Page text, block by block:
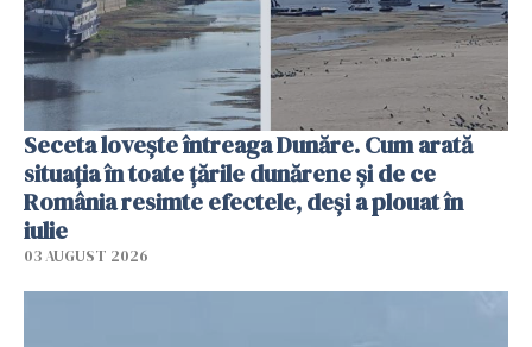
Seceta lovește întreaga Dunăre. Cum arată
situația în toate țările dunărene și de ce
România resimte efectele, deși a plouat în
iulie
03 AUGUST 2026